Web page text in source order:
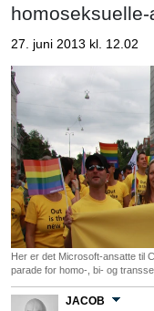
27. juni 2013 kl. 12.02
Her er det Microsoft-ansatte til
parade for homo-, bi- og
JACOB